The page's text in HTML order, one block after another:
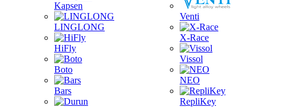
Kapsen
LINGLONG
HiFly
Boto
Bars
Venti
X-Race
Vissol
NEO
RepliKey